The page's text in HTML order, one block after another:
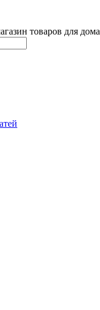
товаров для дома